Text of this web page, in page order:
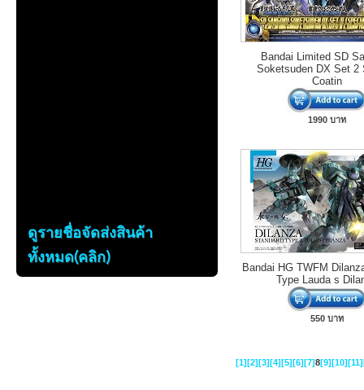
ดูรายชื่อจัดส่งสินค้า
ทั้งหมด(คลิก)
Bandai Limited SD
Soketsuden DX Set 2
Coatin
1990 บาท
Bandai HG TWFM
Type Lauda s
550 บาท
[1][2][3][4][5][6][7]8[9][10][11]